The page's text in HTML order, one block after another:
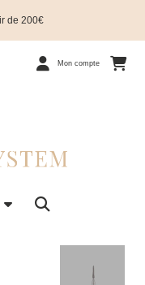
de 200€
Mon compte